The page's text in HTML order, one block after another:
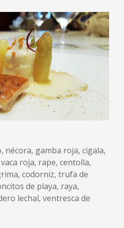
nécora, gamba roja, cigala,
roja, rape, centolla,
codorniz, trufa de
de playa, raya,
lechal, ventresca de